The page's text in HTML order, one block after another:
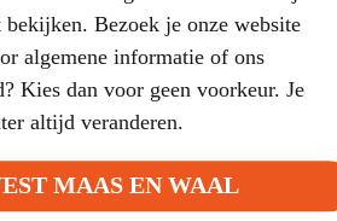
opkomen voor
Het doel van deze cursus is dat je
hoe je reageert op…
Bezoek je onze website
algemene informatie of ons
Kies dan voor geen voorkeur. Je
altijd veranderen.
MAAS EN WAAL